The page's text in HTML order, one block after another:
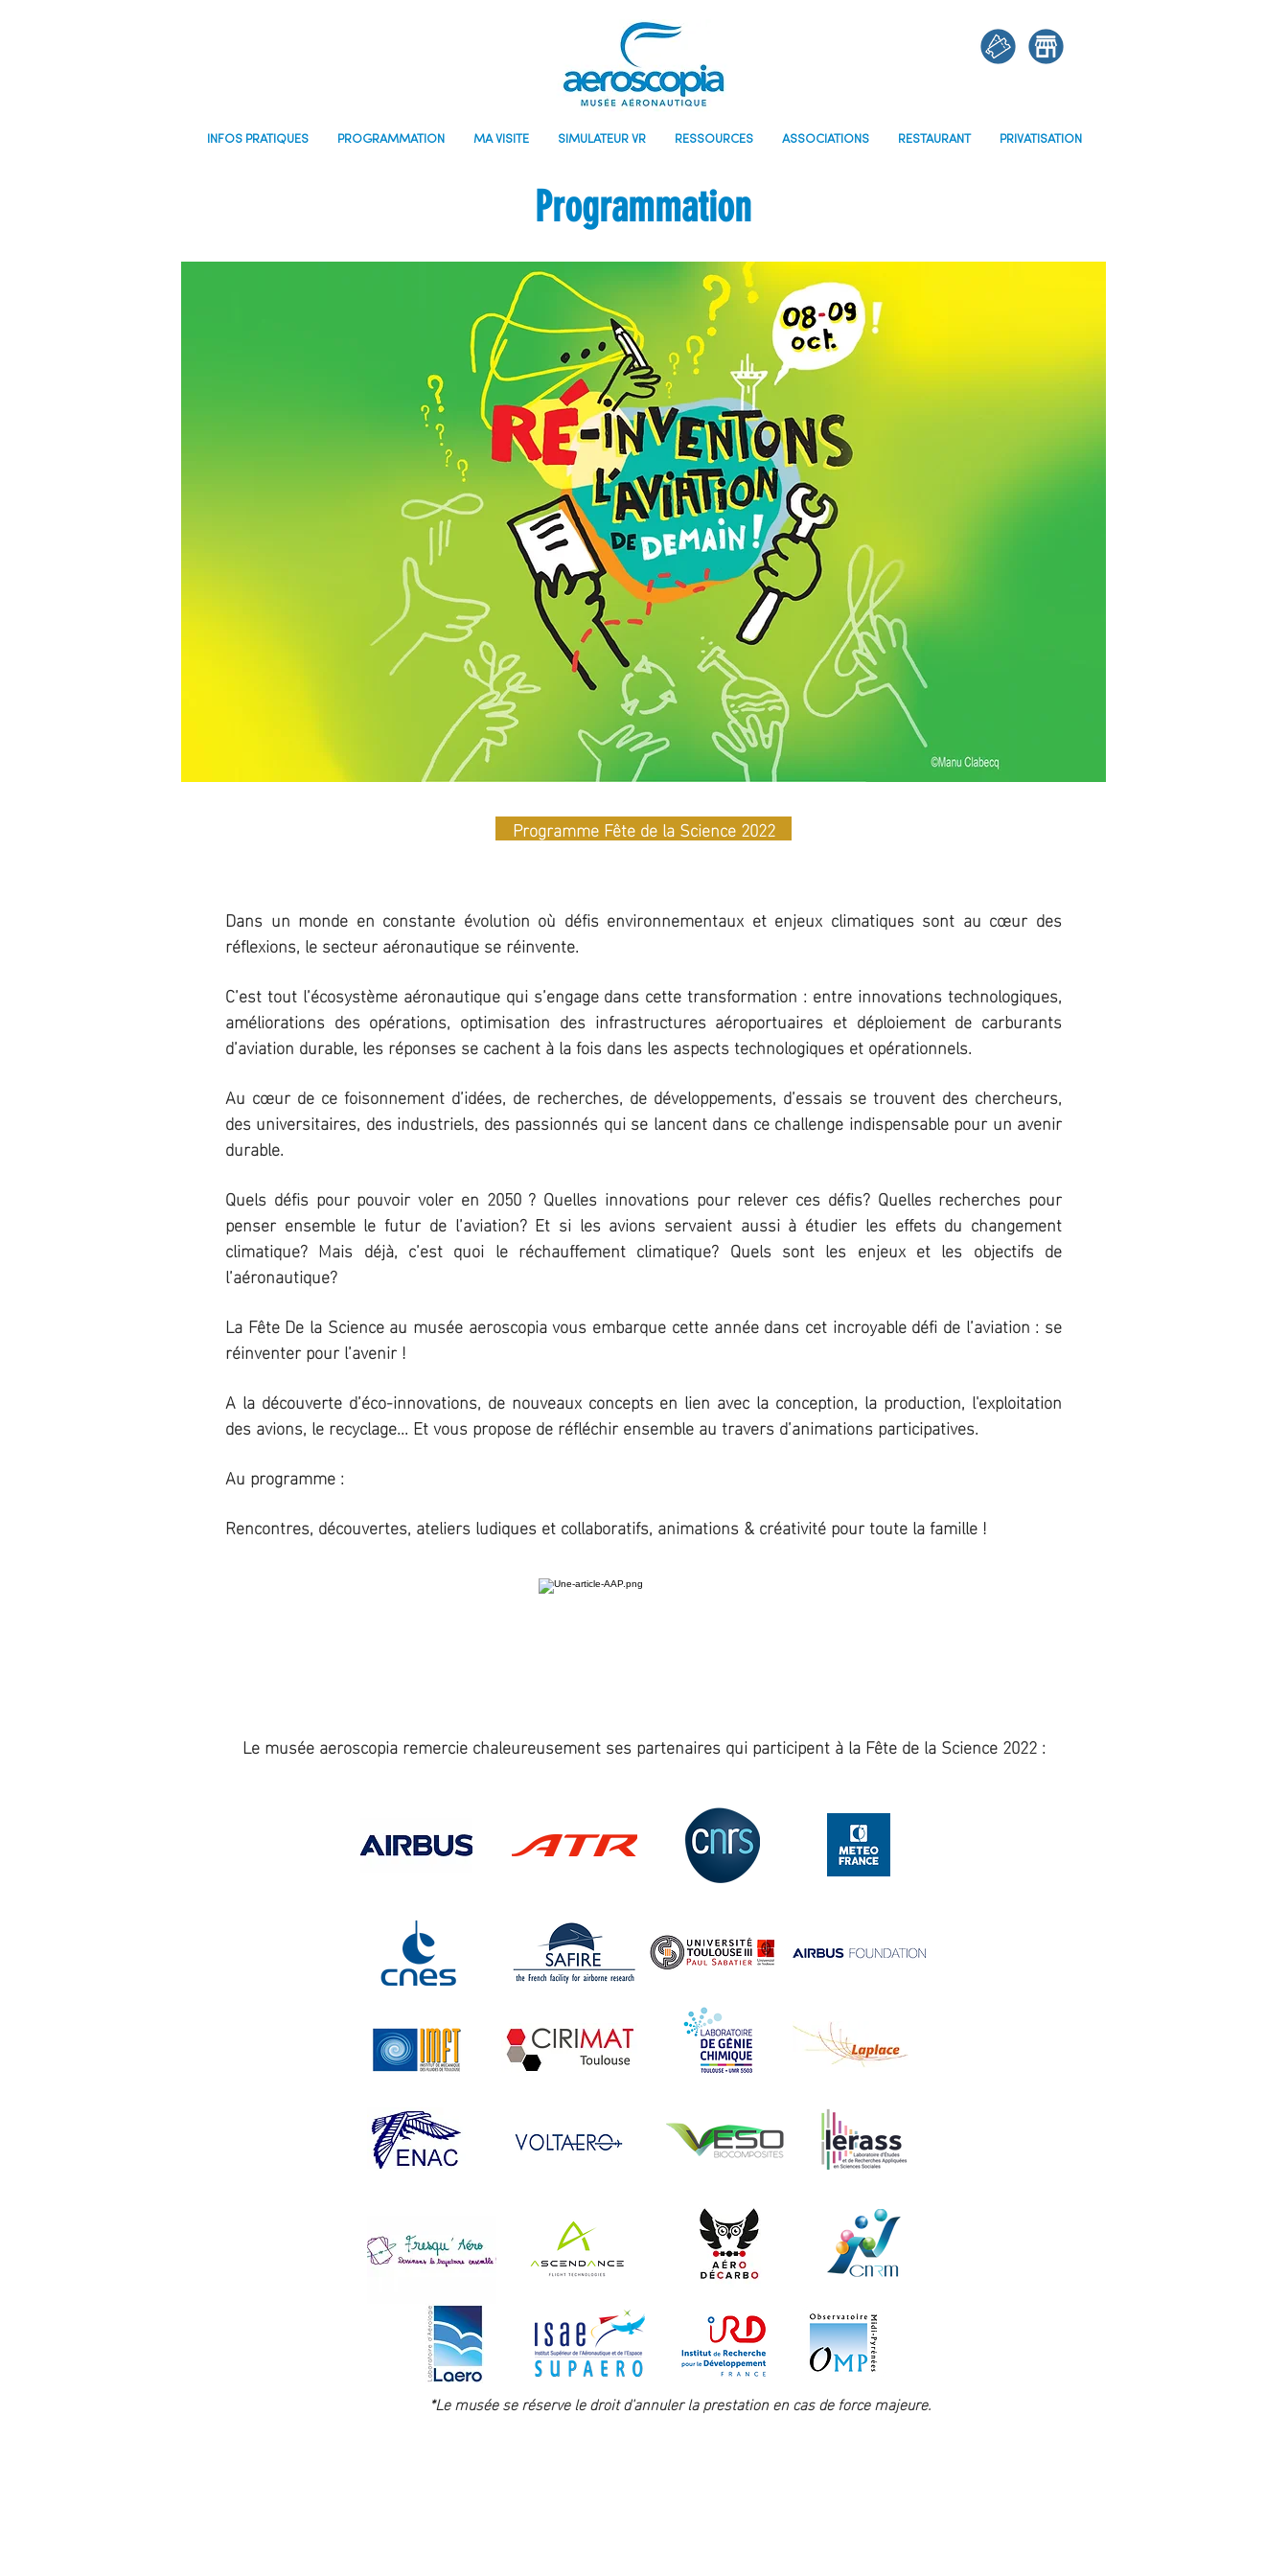
INFOS PRATIQUES PROGRAMMATION MA VISITE SIMULATEUR VR RESSOURCES ASSOCIATIONS RESTAURANT PRIVATISATION
Programmation
Programme Fête de la Science 2022
Dans un monde en constante évolution où défis environnementaux et enjeux climatiques sont au cœur des
réflexions, le secteur aéronautique se réinvente.
C’est tout l’écosystème aéronautique qui s’engage dans cette transformation : entre innovations technologiques,
améliorations des opérations, optimisation des infrastructures aéroportuaires et déploiement de carburants
d’aviation durable, les réponses se cachent à la fois dans les aspects technologiques et opérationnels.
Au cœur de ce foisonnement d’idées, de recherches, de développements, d’essais se trouvent des chercheurs,
des universitaires, des industriels, des passionnés qui se lancent dans ce challenge indispensable pour un avenir
durable.
Quels défis pour pouvoir voler en 2050 ? Quelles innovations pour relever ces défis? Quelles recherches pour
penser ensemble le futur de l’aviation? Et si les avions servaient aussi à étudier les effets du changement
climatique? Mais déjà, c’est quoi le réchauffement climatique? Quels sont les enjeux et les objectifs de
l’aéronautique?
La Fête De la Science au musée aeroscopia vous embarque cette année dans cet incroyable défi de l’aviation : se
réinventer pour l’avenir !
A la découverte d’éco-innovations, de nouveaux concepts en lien avec la conception, la production, l'exploitation
des avions, le recyclage... Et vous propose de réfléchir ensemble au travers d’animations participatives.
Au programme :
Rencontres, découvertes, ateliers ludiques et collaboratifs, animations & créativité pour toute la famille !
Le musée aeroscopia remercie chaleureusement ses partenaires qui participent à la Fête de la Science 2022 :
*Le musée se réserve le droit d'annuler la prestation en cas de force majeure.